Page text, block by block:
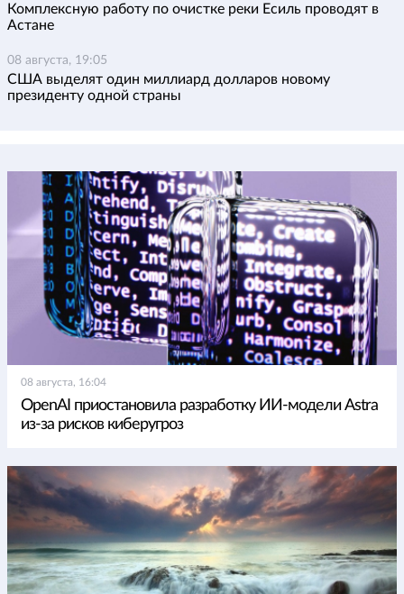
Комплексную работу по очистке реки Есиль проводят в
Астане
08 августа, 19:05
США выделят один миллиард долларов новому
президенту одной страны
08 августа, 16:04
OpenAI приостановила разработку ИИ-модели Astra
из-за рисков киберугроз